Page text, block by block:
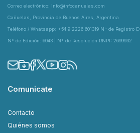
Correo electrónico: info@infocanuelas.com
Cañuelas, Provincia de Buenos Aires, Argentina
Teléfono / Whatsapp: +54 9 2226 601319 N° de Registro
N° de Edición: 6043 | N° de Resolución RNPI: 2699932
Comunicate
Contacto
Quiénes somos